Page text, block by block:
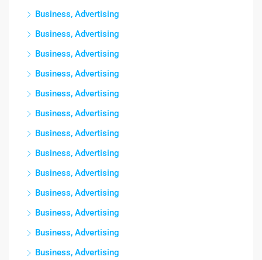
Business, Advertising
Business, Advertising
Business, Advertising
Business, Advertising
Business, Advertising
Business, Advertising
Business, Advertising
Business, Advertising
Business, Advertising
Business, Advertising
Business, Advertising
Business, Advertising
Business, Advertising